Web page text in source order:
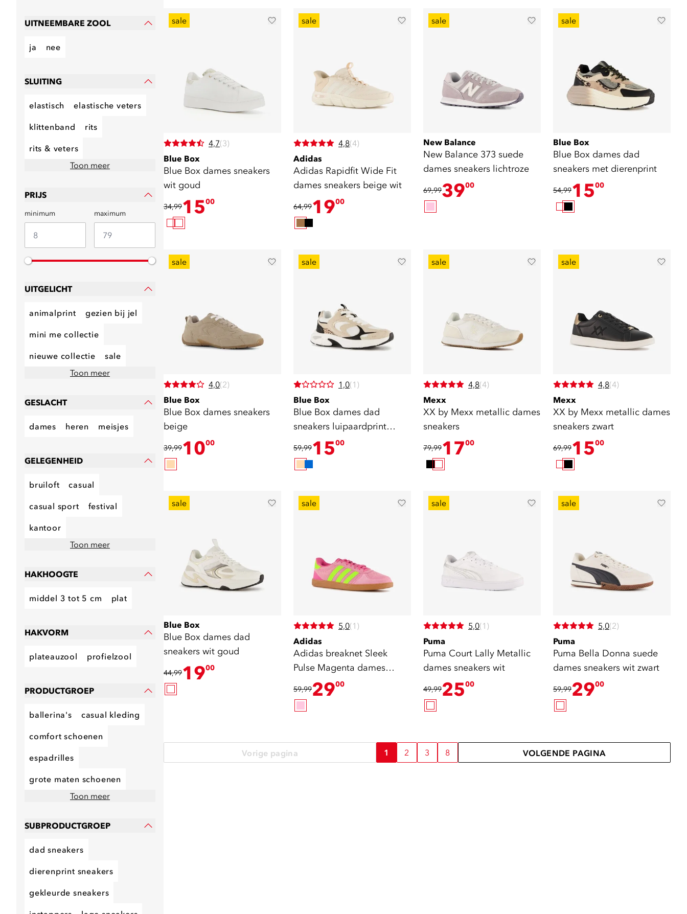
UITNEEMBARE ZOOL
ja nee
SLUITING
elastisch elastische veters
klittenband rits
rits & veters
Toon meer
PRIJS
minimum maximum
UITGELICHT
animalprint gezien bij jel
mini me collectie
nieuwe collectie
sale
Toon meer
GESLACHT
dames heren meisjes
GELEGENHEID
bruiloft casual
casual sport festival
kantoor
Toon meer
HAKHOOGTE
middel 3 tot 5 cm plat
HAKVORM
plateauzool profielzool
PRODUCTGROEP
ballerina's casual kleding
comfort schoenen
espadrilles
grote maten schoenen
Toon meer
SUBPRODUCTGROEP
dad sneakers
dierenprint sneakers
gekleurde sneakers
sale
4,7(3)
Blue Box
Blue Box dames sneakers
wit goud
34,991500
sale
4,8(4)
Adidas
Adidas Rapidfit Wide Fit
dames sneakers beige wit
64,991900
sale
New Balance
New Balance 373 suede
dames sneakers lichtroze
69,993900
sale
Blue Box
Blue Box dames dad
sneakers met dierenprint
54,991500
sale
4,0(2)
Blue Box
Blue Box dames sneakers
beige
39,991000
sale
1,0(1)
Blue Box
Blue Box dames dad
sneakers luipaardprint
beige
59,991500
sale
4,8(4)
Mexx
XX by Mexx metallic dames
sneakers
79,991700
sale
4,8(4)
Mexx
XX by Mexx metallic dames
sneakers zwart
69,991500
sale
Blue Box
Blue Box dames dad
sneakers wit goud
44,991900
sale
5,0(1)
Adidas
Adidas breaknet Sleek
Pulse Magenta dames
sneakers
59,992900
sale
5,0(1)
Puma
Puma Court Lally Metallic
dames sneakers wit
49,992500
sale
5,0(2)
Puma
Puma Bella Donna suede
dames sneakers wit zwart
59,992900
Vorige pagina 1 2 3 8 VOLGENDE PAGINA